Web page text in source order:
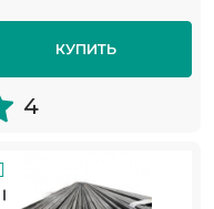
КУПИТЬ
4